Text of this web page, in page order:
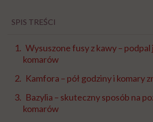
SPIS TREŚCI
Wysuszone fusy z kawy – podpal
komarów
Kamfora – pół godziny i komary
Bazylia – skuteczny sposób na
komarów